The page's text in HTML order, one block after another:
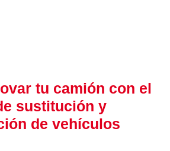
tu camión con el
sustitución y
de vehículos